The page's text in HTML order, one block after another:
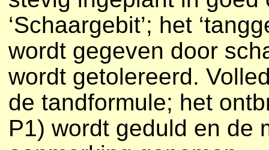
‘Schaargebit’; het
wordt gegeven door
wordt getolereerd.
de tandformule; het
P1) wordt geduld en de